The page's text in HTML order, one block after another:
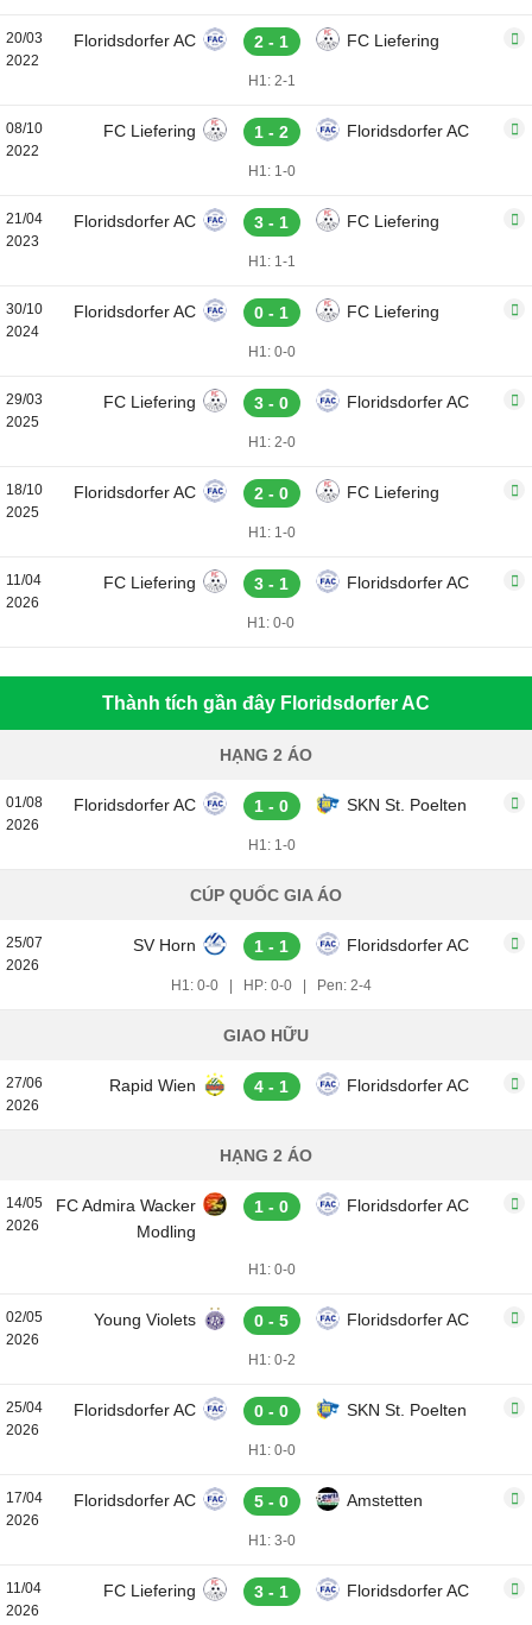
20/03
2022
Floridsdorfer AC 2 - 1 FC Liefering
H1: 2-1
08/10
2022
FC Liefering 1 - 2 Floridsdorfer AC
H1: 1-0
21/04
2023
Floridsdorfer AC 3 - 1 FC Liefering
H1: 1-1
30/10
2024
Floridsdorfer AC 0 - 1 FC Liefering
H1: 0-0
29/03
2025
FC Liefering 3 - 0 Floridsdorfer AC
H1: 2-0
18/10
2025
Floridsdorfer AC 2 - 0 FC Liefering
H1: 1-0
11/04
2026
FC Liefering 3 - 1 Floridsdorfer AC
H1: 0-0
Thành tích gần đây Floridsdorfer AC
HẠNG 2 ÁO
01/08
2026
Floridsdorfer AC 1 - 0 SKN St. Poelten
H1: 1-0
CÚP QUỐC GIA ÁO
25/07
2026
SV Horn 1 - 1 Floridsdorfer AC
H1: 0-0 HP: 0-0 Pen: 2-4
GIAO HỮU
27/06
2026
Rapid Wien 4 - 1 Floridsdorfer AC
HẠNG 2 ÁO
14/05
2026
FC Admira Wacker
Modling
1 - 0 Floridsdorfer AC
H1: 0-0
02/05
2026
Young Violets 0 - 5 Floridsdorfer AC
H1: 0-2
25/04
2026
Floridsdorfer AC 0 - 0 SKN St. Poelten
H1: 0-0
17/04
2026
Floridsdorfer AC 5 - 0 Amstetten
H1: 3-0
11/04
2026
FC Liefering 3 - 1 Floridsdorfer AC